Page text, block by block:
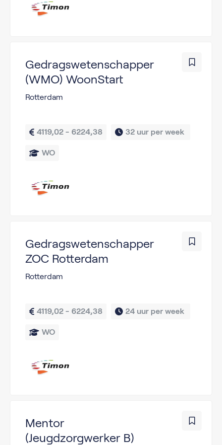
Gedragswetenschapper
(WMO) WoonStart
Rotterdam
4119,02 - 6224,38 32 uur per week
WO
Gedragswetenschapper
ZOC Rotterdam
Rotterdam
4119,02 - 6224,38 24 uur per week
WO
Mentor
(Jeugdzorgwerker B)